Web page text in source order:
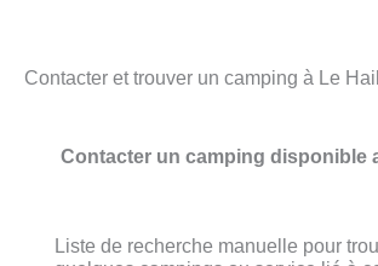
Contacter et trouver un camping à Le
Contacter un camping disponible
Liste de recherche manuelle pour